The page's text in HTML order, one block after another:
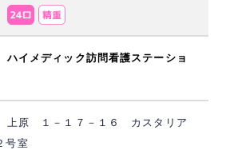
ハイメディック訪問看護ステーショ
上原 １－１７－１６ カスタリア
号室